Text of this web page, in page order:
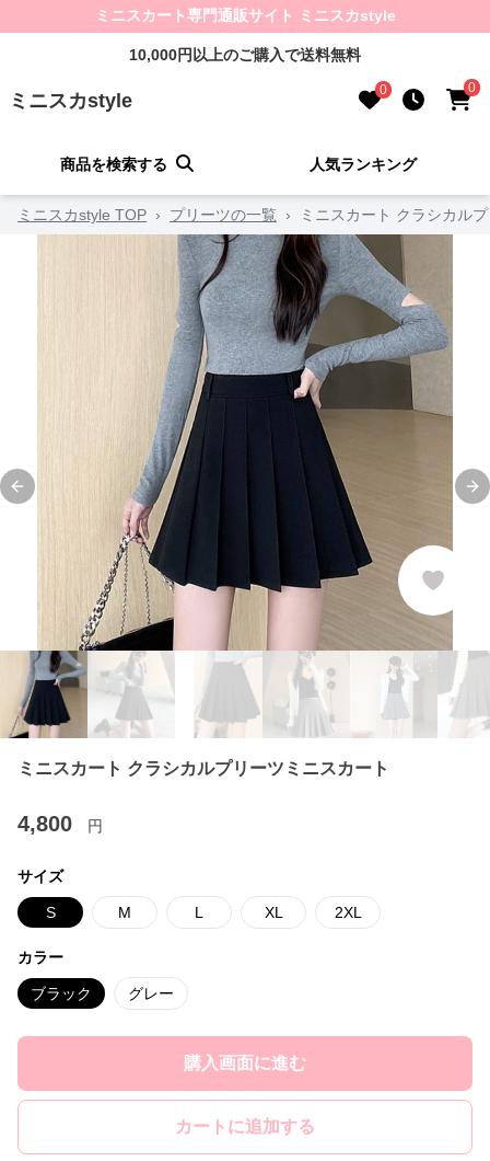
ミニスカート専門通販サイト ミニスカstyle
10,000円以上のご購入で送料無料
ミニスカstyle 0 0
商品を検索する 人気ランキング
ミニスカstyle TOP › プリーツの一覧 › ミニスカート クラシカル
Previous slide
ミニスカート クラシカルプリーツミニスカート
4,800 円
サイズ
S M L XL 2XL
カラー
ブラック グレー
購入画面に進む
カートに追加する